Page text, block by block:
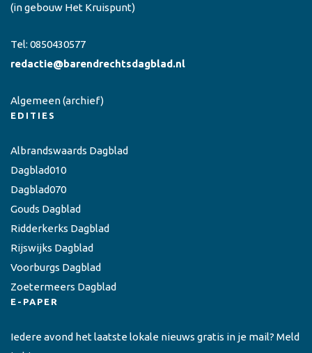
(in gebouw Het Kruispunt)
Tel: 0850430577
redactie@barendrechtsdagblad.nl
Algemeen(archief)
EDITIES
Albrandswaards Dagblad
Dagblad010
Dagblad070
Gouds Dagblad
Ridderkerks Dagblad
Rijswijks Dagblad
Voorburgs Dagblad
Zoetermeers Dagblad
E-PAPER
Iedere avond het laatste lokale nieuws gratis in je mail? Meld